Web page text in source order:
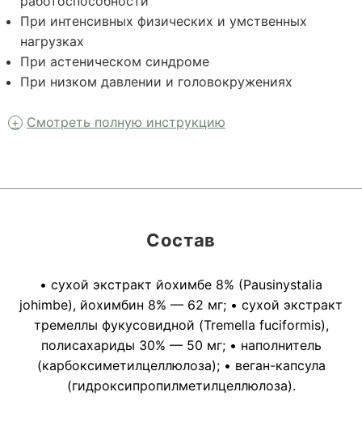
При интенсивных физических и умственных
нагрузках
При астеническом синдроме
При низком давлении и головокружениях
Смотреть полную инструкцию
Состав
• сухой экстракт йохимбе 8% (Pausinystalia
johimbe), йохимбин 8% — 62 мг; • сухой экстракт
тремеллы фукусовидной (Tremella fuciformis),
полисахариды 30% — 50 мг; • наполнитель
(карбоксиметилцеллюлоза); • веган-капсула
(гидроксипропилметилцеллюлоза).